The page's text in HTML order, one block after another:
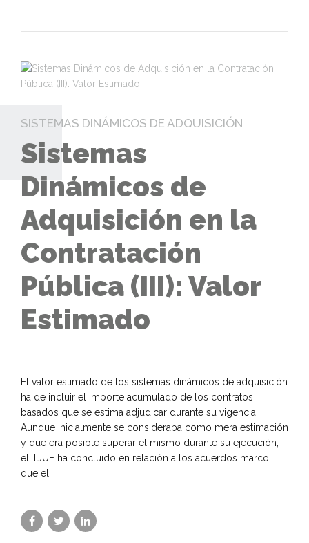
SISTEMAS DINÁMICOS DE ADQUISICIÓN
Sistemas
Dinámicos de
Adquisición en la
Contratación
Pública (III): Valor
Estimado
El valor estimado de los sistemas dinámicos de adquisición
ha de incluir el importe acumulado de los contratos
basados que se estima adjudicar durante su vigencia.
Aunque inicialmente se consideraba como mera estimación
y que era posible superar el mismo durante su ejecución,
el TJUE ha concluido en relación a los acuerdos marco
que el...